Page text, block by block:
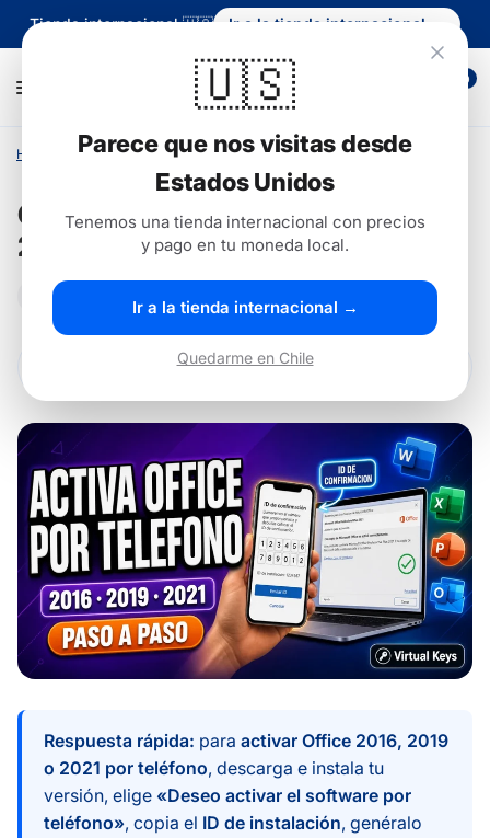
🇺🇸
Parece que nos visitas desde
Estados Unidos
Tenemos una tienda internacional con precios
y pago en tu moneda local.
Ir a la tienda internacional →
Quedarme en Chile
Tienda internacional 🇺🇸 Ir a la tienda internacional →
0
Hogar Ayuda / Cómo activar Office 2016, 2019 y 2021 por teléfono
Cómo activar Office 2016, 2019 y
2021 por teléfono
Actualizado el 28 Jun 2026
Respuesta rápida: paraactivar Office 2016, 2019
o 2021 por teléfono, descarga e instala tu
versión, elige «Deseo activar el software por
teléfono», copia el ID de instalación, genéralo